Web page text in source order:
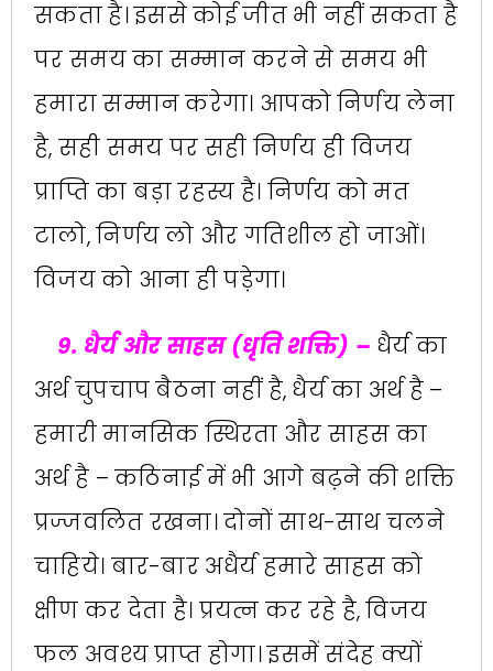
सकता है। इससे कोई जीत भी नहीं सकता है
पर समय का सम्मान करने से समय भी
हमारा सम्मान करेगा। आपको निर्णय लेना
है, सही समय पर सही निर्णय ही विजय
प्राप्ति का बड़ा रहस्य है। निर्णय को मत
टालो, निर्णय लो और गतिशील हो जाओं।
विजय को आना ही पड़ेगा।
9. धैर्य और साहस (धृति शक्ति) – धैर्य का
अर्थ चुपचाप बैठना नहीं है, धैर्य का अर्थ है –
हमारी मानसिक स्थिरता और साहस का
अर्थ है – कठिनाई में भी आगे बढ़ने की शक्ति
प्रज्जवलित रखना। दोनों साथ-साथ चलने
चाहिये। बार-बार अधैर्य हमारे साहस को
क्षीण कर देता है। प्रयत्न कर रहे है, विजय
फल अवश्य प्राप्त होगा। इसमें संदेह क्यों